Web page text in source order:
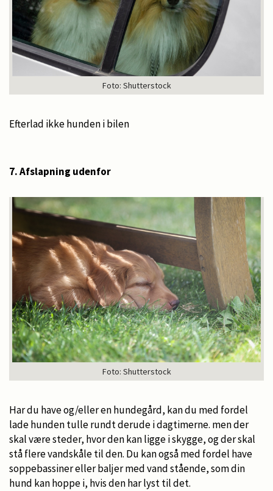
Foto: Shutterstock
Efterlad ikke hunden i bilen
7. Afslapning udenfor
Foto: Shutterstock
Har du have og/eller en hundegård, kan du med fordel
lade hunden tulle rundt derude i dagtimerne. men der
skal være steder, hvor den kan ligge i skygge, og der skal
stå flere vandskåle til den. Du kan også med fordel have
soppebassiner eller baljer med vand stående, som din
hund kan hoppe i, hvis den har lyst til det.